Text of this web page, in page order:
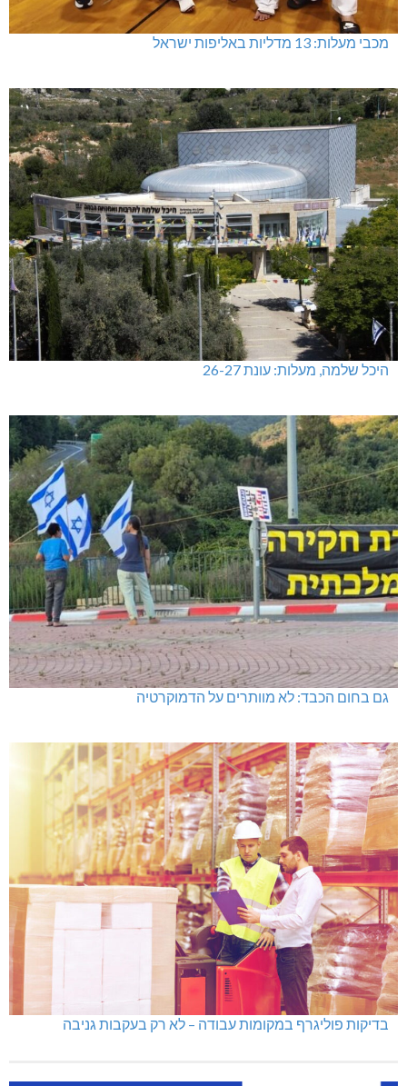
מכבי מעלות: 13 מדליות באליפות ישראל
היכל שלמה, מעלות: עונת 26-27
גם בחום הכבד: לא מוותרים על הדמוקרטיה
בדיקות פוליגרף במקומות עבודה – לא רק בעקבות גניבה